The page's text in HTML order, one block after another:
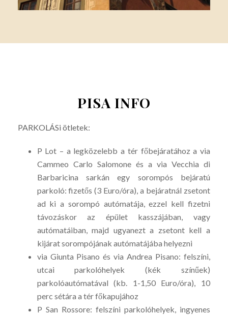
PISA INFO
PARKOLÁSi ötletek:
P Lot – a legközelebb a tér főbejáratához a via
Cammeo Carlo Salomone és a via Vecchia di
Barbaricina sarkán egy sorompós bejáratú
parkoló: fizetős (3 Euro/óra), a bejáratnál zsetont
ad ki a sorompó autómatája, ezzel kell fizetni
távozáskor az épület kasszájában, vagy
autómatáiban, majd ugyanezt a zsetont kell a
kijárat sorompójának autómatájába helyezni
via Giunta Pisano és via Andrea Pisano: felszíni,
utcai parkolóhelyek (kék színűek)
parkolóautómatával (kb. 1-1,50 Euro/óra), 10
perc sétára a tér főkapujához
P San Rossore: felszíni parkolóhelyek, ingyenes